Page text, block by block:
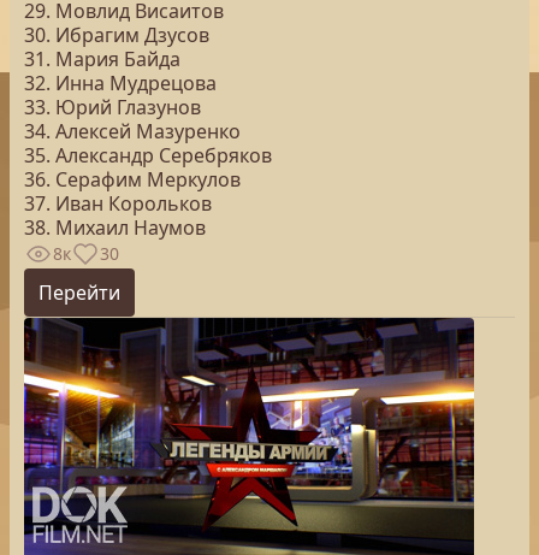
29. Мовлид Висаитов
30. Ибрагим Дзусов
31. Мария Байда
32. Инна Мудрецова
33. Юрий Глазунов
34. Алексей Мазуренко
35. Александр Серебряков
36. Серафим Меркулов
37. Иван Корольков
38. Михаил Наумов
8к 30
Перейти